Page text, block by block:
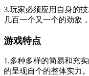
3.玩家必须应用自身的
几百一个又一个的劲敌
游戏特点
1.多种多样的简易和充
的呈现自个的整体实力。